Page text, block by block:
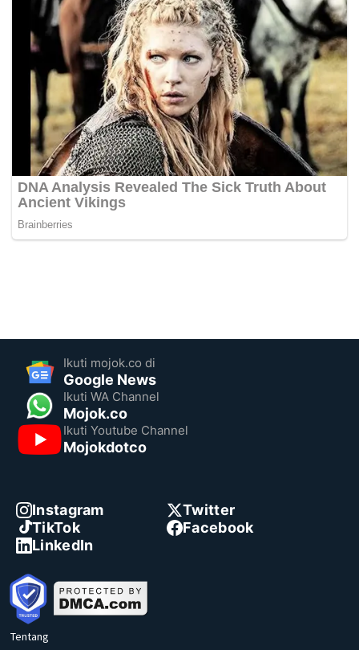
Ikuti mojok.co di
Google News
Ikuti WA Channel
Mojok.co
Ikuti Youtube Channel
Mojokdotco
Instagram
Twitter
TikTok
Facebook
LinkedIn
Tentang